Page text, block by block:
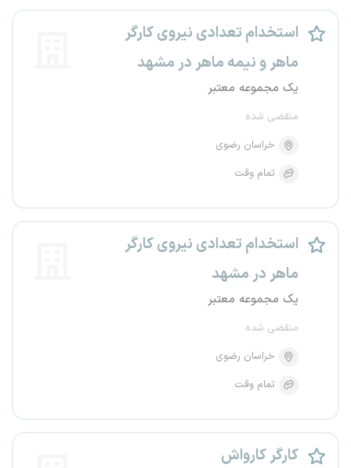
استخدام تعدادی نیروی کارگر
ماهر و نیمه ماهر در مشهد
یک مجموعه معتبر
منقضی شده
خراسان رضوی
تمام وقت
استخدام تعدادی نیروی کارگر
ماهر در مشهد
یک مجموعه معتبر
منقضی شده
خراسان رضوی
تمام وقت
کارگر کارواش